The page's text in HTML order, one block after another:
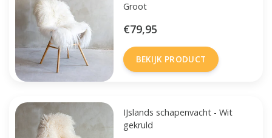
Groot
€79,95
BEKIJK PRODUCT
IJslands schapenvacht - Wit
gekruld